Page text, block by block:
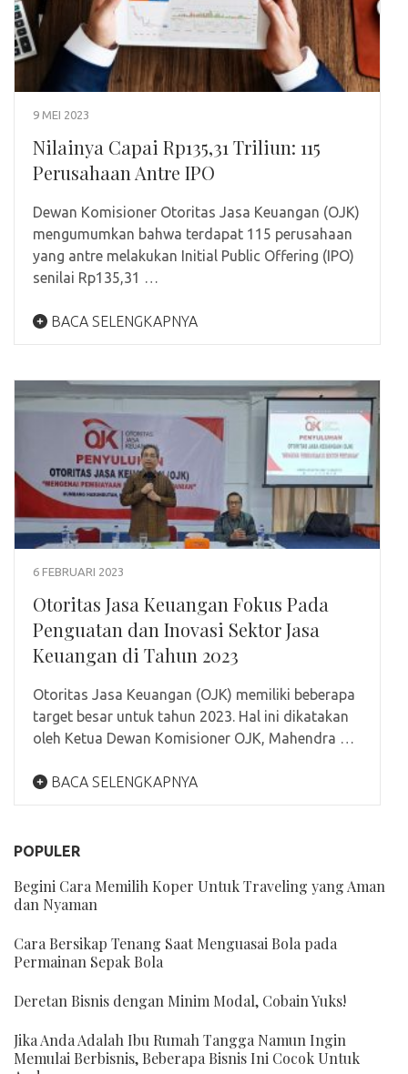
9 MEI 2023
Nilainya Capai Rp135,31 Triliun: 115
Perusahaan Antre IPO
Dewan Komisioner Otoritas Jasa Keuangan (OJK)
mengumumkan bahwa terdapat 115 perusahaan
yang antre melakukan Initial Public Offering (IPO)
senilai Rp135,31 …
BACA SELENGKAPNYA
6 FEBRUARI 2023
Otoritas Jasa Keuangan Fokus Pada
Penguatan dan Inovasi Sektor Jasa
Keuangan di Tahun 2023
Otoritas Jasa Keuangan (OJK) memiliki beberapa
target besar untuk tahun 2023. Hal ini dikatakan
oleh Ketua Dewan Komisioner OJK, Mahendra …
BACA SELENGKAPNYA
POPULER
Begini Cara Memilih Koper Untuk Traveling yang Aman
dan Nyaman
Cara Bersikap Tenang Saat Menguasai Bola pada
Permainan Sepak Bola
Deretan Bisnis dengan Minim Modal, Cobain Yuks!
Jika Anda Adalah Ibu Rumah Tangga Namun Ingin
Memulai Berbisnis, Beberapa Bisnis Ini Cocok Untuk